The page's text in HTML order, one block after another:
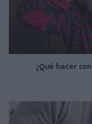
¿Qué hacer